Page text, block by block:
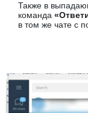
Также в
команда
в том же чате с